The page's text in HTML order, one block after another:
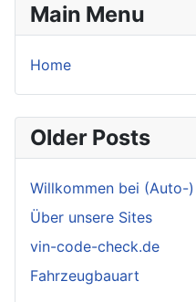
Main Menu
Home
Older Posts
Willkommen bei (Auto-
Über unsere Sites
vin-code-check.de
Fahrzeugbauart